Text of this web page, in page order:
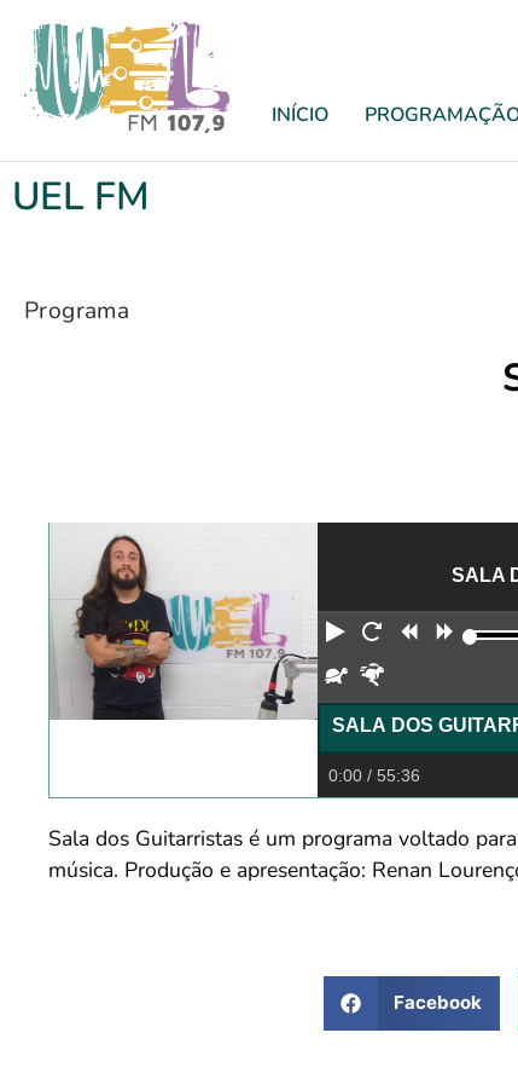
INÍCIO
UEL FM
Programa
SALA
Reproduzir
Reiniciar
Devagar
0:00 / 55:36
Sala dos Guitarristas é um programa voltado
música. Produção e apresentação: Renan
Facebook